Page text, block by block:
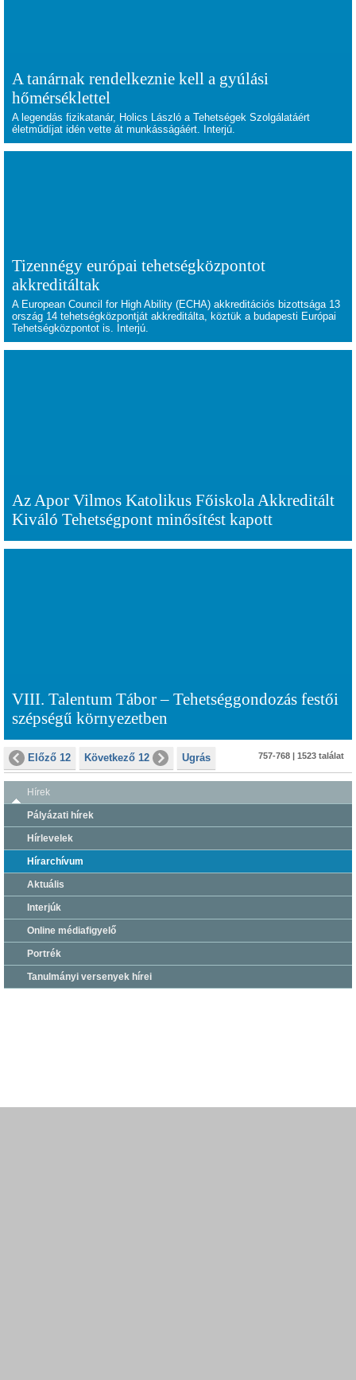
A tanárnak rendelkeznie kell a gyúlási
hőmérséklettel
A legendás fizikatanár, Holics László a Tehetségek Szolgálatáért
életműdíjat idén vette át munkásságáért. Interjú.
Tizennégy európai tehetségközpontot
akkreditáltak
A European Council for High Ability (ECHA) akkreditációs bizottsága 13
ország 14 tehetségközpontját akkreditálta, köztük a budapesti Európai
Tehetségközpontot is. Interjú.
Az Apor Vilmos Katolikus Főiskola Akkreditált
Kiváló Tehetségpont minősítést kapott
VIII. Talentum Tábor – Tehetséggondozás festői
szépségű környezetben
Előző 12 Következő 12 Ugrás 757-768 | 1523 találat
Hírek
Pályázati hírek
Hírlevelek
Hírarchívum
Aktuális
Interjúk
Online médiafigyelő
Portrék
Tanulmányi versenyek hírei